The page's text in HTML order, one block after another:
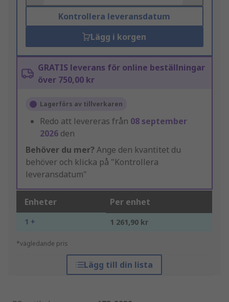
Kontrollera leveransdatum
Lägg i korgen
GRATIS leverans för online beställningar
över 750,00 kr
Lagerförs av tillverkaren
Redo att levereras från 08 september
2026 den
Behöver du mer? Ange den kvantitet du
behöver och klicka på "Kontrollera
leveransdatum"
Enheter Per enhet
1 + 1 261,90 kr
*vägledande pris
Lägg till din lista